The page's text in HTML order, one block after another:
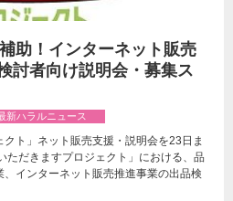
助！インターネット販売
討者向け説明会・募集ス
新ハラルニュース
クト」ネット販売支援・説明会を23日ま
ただきますプロジェクト」における、品
インターネット販売推進事業の出品検